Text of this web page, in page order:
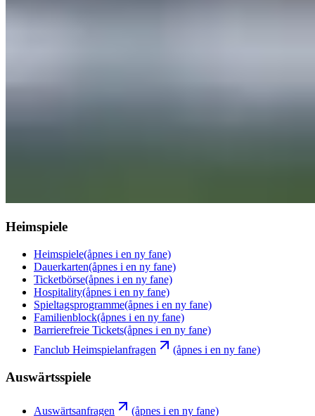
Heimspiele
Heimspiele(åpnes i en ny fane)
Dauerkarten(åpnes i en ny fane)
Ticketbörse(åpnes i en ny fane)
Hospitality(åpnes i en ny fane)
Spieltagsprogramme(åpnes i en ny fane)
Familienblock(åpnes i en ny fane)
Barrierefreie Tickets(åpnes i en ny fane)
Fanclub Heimspielanfragen
(åpnes i en ny fane)
Auswärtsspiele
Auswärtsanfragen (åpnes i en ny fane)